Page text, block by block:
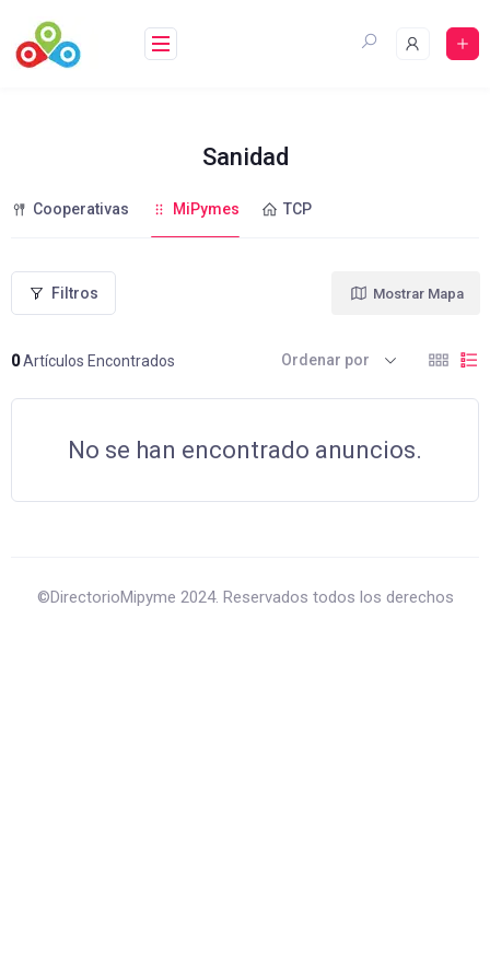
contenido
Sanidad
Cooperativas MiPymes TCP
Filtros
0Artículos Encontrados
Mostrar Mapa
Ordenar por
No se han encontrado anuncios.
©DirectorioMipyme 2024. Reservados todos los derechos